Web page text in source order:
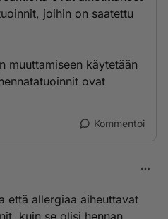
joihin on saatettu
muuttamiseen käytetään
ovat
Kommentoi
että allergiaa aiheuttavat
kuin se olisi hennan